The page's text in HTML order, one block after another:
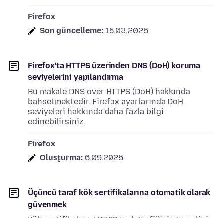
Firefox
Son güncelleme: 15.03.2025
Firefox’ta HTTPS üzerinden DNS (DoH) koruma
seviyelerini yapılandırma
Bu makale DNS over HTTPS (DoH) hakkında
bahsetmektedir. Firefox ayarlarında DoH
seviyeleri hakkında daha fazla bilgi
edinebilirsiniz.
Firefox
Oluşturma: 6.09.2025
Üçüncü taraf kök sertifikalarına otomatik olarak
güvenmek